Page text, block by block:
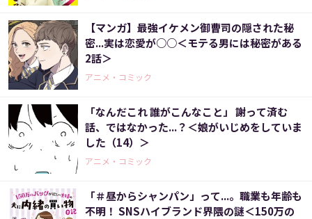
【マンガ】最強イケメン御曹司の隠された秘
密...実は恋愛が○○＜モテる男には秘密がある
2話＞
アニメ・コミック
「なんだこれ 誰がこんなこと」 謝って済む
話、ではなかった...？＜娘がいじめをしていま
した（14）＞
アニメ・コミック
「＃昼からシャンパン」って...。職業も年齢も
不明！ SNSハイブランド界隈の謎＜150万の